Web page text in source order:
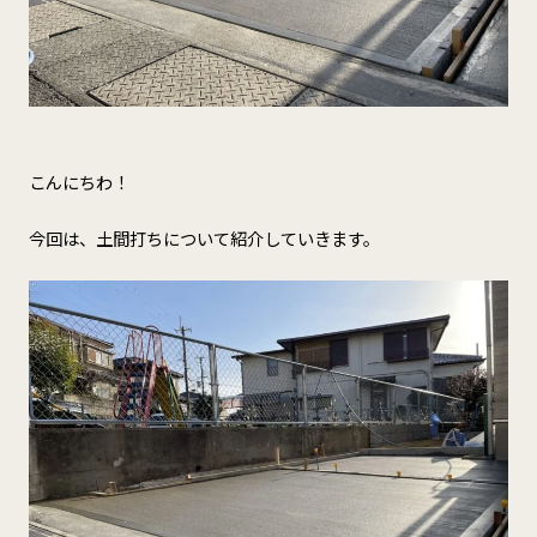
こんにちわ！
今回は、土間打ちについて紹介していきます。